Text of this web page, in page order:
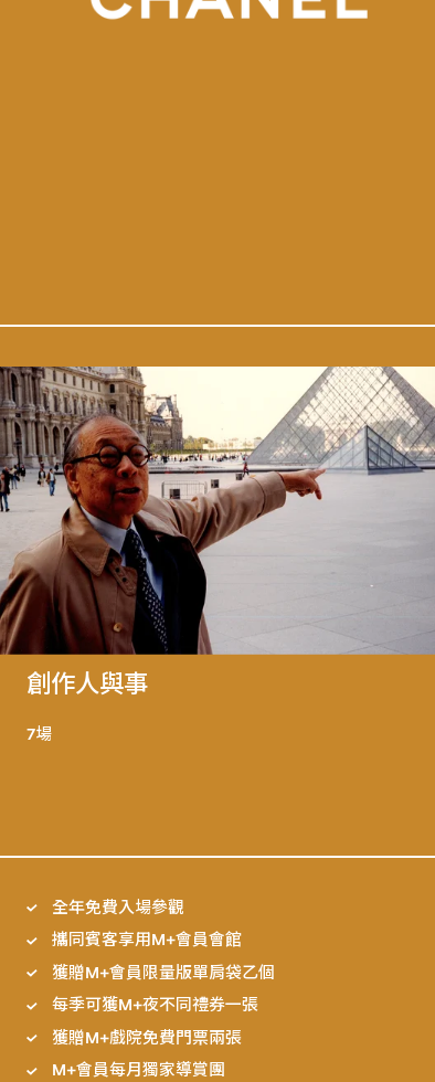
創作人與事
7場
全年免費入場參觀
攜同賓客享用M+會員會館
獲贈M+會員限量版單肩袋乙個
每季可獲M+夜不同禮券一張
獲贈M+戲院免費門票兩張
M+會員每月獨家導賞團